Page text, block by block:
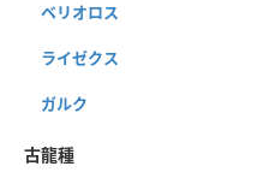
ベリオロス
ライゼクス
ガルク
古龍種